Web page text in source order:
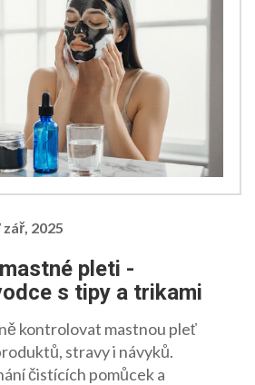
zář, 2025
pleti -
s tipy a trikami
kontrolovat mastnou pleť
stravy i návyků.
čistících pomůcek a